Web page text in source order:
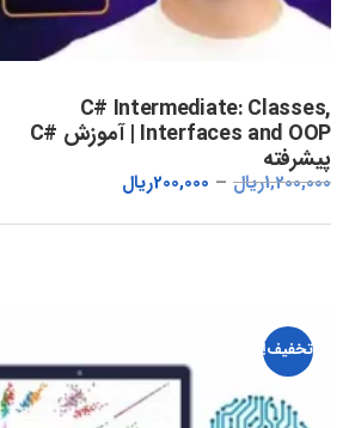
C# Intermediate: Classes,
Interfaces and OOP | آموزش #C
پیشرفته
1,200,000ریال 200,000ریال
تخفیف!